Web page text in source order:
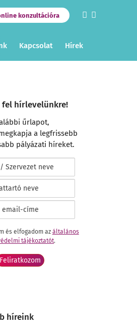
konzultációra
Kapcsolat Hírek
fel hírlevelünkre!
űrlapot,
a legfrissebb
pályázati híreket.
és elfogadom az általános
tájékoztatót.
híreink